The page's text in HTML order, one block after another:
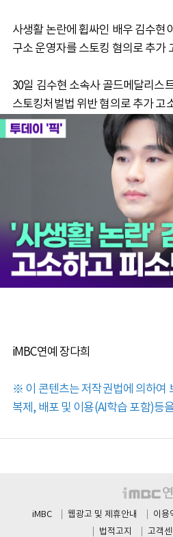
사생활 논란에 휩싸인 배우 김수현
구소 운영자를 스토킹 혐의로 추가
30일 김수현 소속사 골드메달리스
스토킹처벌법 위반 혐의로 추가 고
iMBC연예 장다희
※ 이 콘텐츠는 저작권법에 의하여
복제, 배포 및 이용(AI학습 포함)등
iMBC 웹광고 및 제휴안내 이용
법적고지 고객